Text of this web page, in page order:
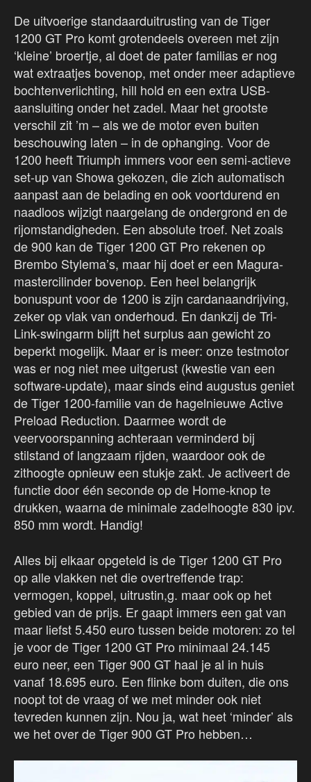
De uitvoerige standaarduitrusting van de Tiger
1200 GT Pro komt grotendeels overeen met zijn
‘kleine’ broertje, al doet de pater familias er nog
wat extraatjes bovenop, met onder meer adaptieve
bochtenverlichting, hill hold en een extra USB-
aansluiting onder het zadel. Maar het grootste
verschil zit ’m – als we de motor even buiten
beschouwing laten – in de ophanging. Voor de
1200 heeft Triumph immers voor een semi-actieve
set-up van Showa gekozen, die zich automatisch
aanpast aan de belading en ook voortdurend en
naadloos wijzigt naargelang de ondergrond en de
rijomstandigheden. Een absolute troef. Net zoals
de 900 kan de Tiger 1200 GT Pro rekenen op
Brembo Stylema’s, maar hij doet er een Magura-
mastercilinder bovenop. Een heel belangrijk
bonuspunt voor de 1200 is zijn cardanaandrijving,
zeker op vlak van onderhoud. En dankzij de Tri-
Link-swingarm blijft het surplus aan gewicht zo
beperkt mogelijk. Maar er is meer: onze testmotor
was er nog niet mee uitgerust (kwestie van een
software-update), maar sinds eind augustus geniet
de Tiger 1200-familie van de hagelnieuwe Active
Preload Reduction. Daarmee wordt de
veervoorspanning achteraan verminderd bij
stilstand of langzaam rijden, waardoor ook de
zithoogte opnieuw een stukje zakt. Je activeert de
functie door één seconde op de Home-knop te
drukken, waarna de minimale zadelhoogte 830 ipv.
850 mm wordt. Handig!
Alles bij elkaar opgeteld is de Tiger 1200 GT Pro
op alle vlakken net die overtreffende trap:
vermogen, koppel, uitrustin,g. maar ook op het
gebied van de prijs. Er gaapt immers een gat van
maar liefst 5.450 euro tussen beide motoren: zo tel
je voor de Tiger 1200 GT Pro minimaal 24.145
euro neer, een Tiger 900 GT haal je al in huis
vanaf 18.695 euro. Een flinke bom duiten, die ons
noopt tot de vraag of we met minder ook niet
tevreden kunnen zijn. Nou ja, wat heet ‘minder’ als
we het over de Tiger 900 GT Pro hebben…